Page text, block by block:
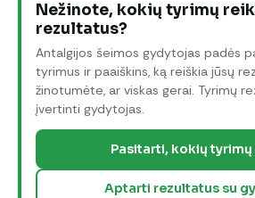
Nežinote, kokių tyrimų
rezultatus?
Antalgijos šeimos gydytojas padės
tyrimus ir paaiškins, ką reiškia jūsų
žinotumėte, ar viskas gerai. Tyrimų
įvertinti gydytojas.
Pasitarti, kokių tyrimų
Aptarti rezultatus su